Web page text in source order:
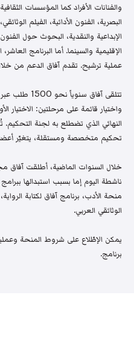
والفنانات الأفراد كما المؤسسات
البصرية، الفنون الأدائية، الفيلم
الإبداعية والنقدية، البحوث حول
الإقليمية والسينما. أما البرنامج
عملية ترشيح. تقدم آفاق الدعم من
تتلقى آفاق
واختيار قائمة على مرحلتين: الاختيار
النهائي الذي تضطلع به لجنة التحكيم.
تحكيم متخصصة ومستقلة، يتغيّر
خلال السنوات الماضية، أطلقت آفاق
ناشطة اليوم إما بسبب استبدالها
منحة الأدب، برنامج آفاق لكتابة
الوثائقي العربي.
يمكن الإطّلاع على شروط المنحة
برنامج.